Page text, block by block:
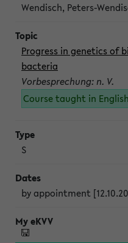
Wendisch, Peters-
Progress in genetics of
bacteria
Vorbesprechung: n. V.
Course taught in English
S
by appointment